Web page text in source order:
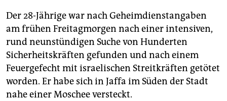
Der 28-Jährige war nach Geheimdienstangaben
am frühen Freitagmorgen nach einer intensiven,
rund neunstündigen Suche von Hunderten
Sicherheitskräften gefunden und nach einem
Feuergefecht mit israelischen Streitkräften getötet
worden. Er habe sich in Jaffa im Süden der Stadt
nahe einer Moschee versteckt.